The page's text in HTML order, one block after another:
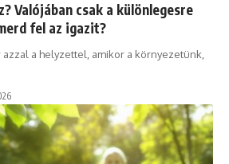
Valójában csak a különlegesre
fel az igazit?
a helyzettel, amikor a környezetünk,